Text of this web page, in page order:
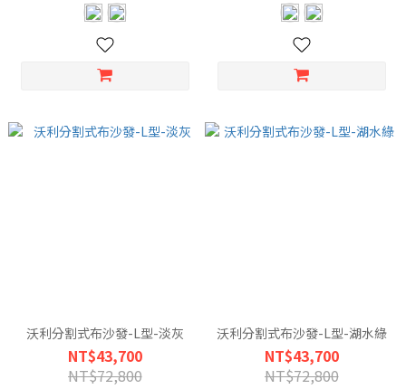
沃利分割式布沙發-L型-淡灰
NT$43,700
NT$72,800
沃利分割式布沙發-L型-湖水綠
NT$43,700
NT$72,800